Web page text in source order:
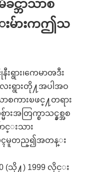
င္ဘာသာစ
းမ်ားကဤသ
ရွား၊ကေမာၻဒီး
လးရွားတို႔အပါအဝ
ာစကားၿဖင္႔တရား
ားအတြက္စာသင္နွစ္အစ
င္းသား
မူတည္၍အတန္း
(သို႔) 1999 လိုင္း